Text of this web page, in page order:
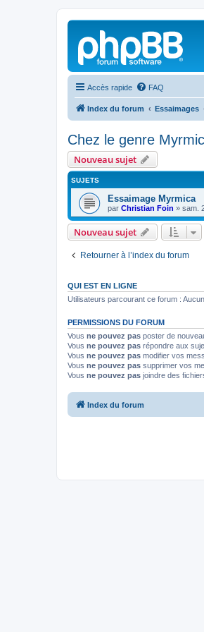
Accès rapide FAQ
Index du forum Essaimages
Chez le genre
Nouveau sujet
SUJETS
Essaimage Myrmica
par Christian Foin » sam.
Nouveau sujet
Retourner à l’index du forum
QUI EST EN LIGNE
Utilisateurs parcourant ce forum :
PERMISSIONS DU FORUM
Vous ne pouvez pas poster de
Vous ne pouvez pas répondre aux
Vous ne pouvez pas modifier vos
Vous ne pouvez pas supprimer vos
Vous ne pouvez pas joindre des
Index du forum